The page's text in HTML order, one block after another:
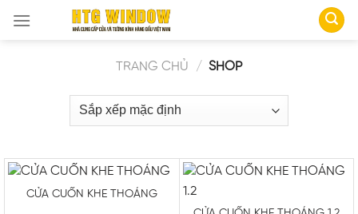
TRANG CHỦ / SHOP
CỬA CUỐN KHE THOÁNG